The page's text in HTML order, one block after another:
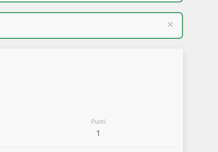
Punti
1